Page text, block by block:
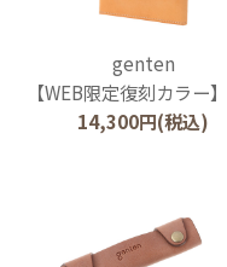
genten
【WEB限定復刻カラー】カットワーク ブックカバー
14,300円(税込)